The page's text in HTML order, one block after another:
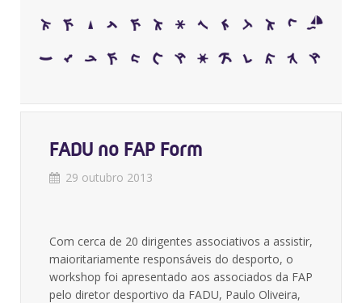
FADU no FAP Form
29 outubro 2013
Com cerca de 20 dirigentes associativos a assistir,
maioritariamente responsáveis do desporto, o
workshop foi apresentado aos associados da FAP
pelo diretor desportivo da FADU, Paulo Oliveira,